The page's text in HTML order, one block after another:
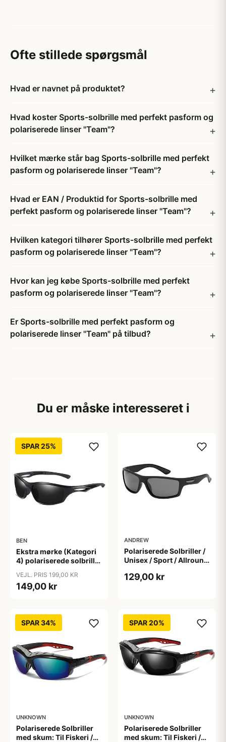
Ofte stillede spørgsmål
Hvad er navnet på produktet?
Hvad koster Sports-solbrille med perfekt pasform og
polariserede linser "Team"?
Hvilket mærke står bag Sports-solbrille med perfekt
pasform og polariserede linser "Team"?
Hvad er EAN / Produktid for Sports-solbrille med
perfekt pasform og polariserede linser "Team"?
Hvilken kategori tilhører Sports-solbrille med perfekt
pasform og polariserede linser "Team"?
Hvor kan jeg købe Sports-solbrille med perfekt
pasform og polariserede linser "Team"?
Er Sports-solbrille med perfekt pasform og
polariserede linser "Team" på tilbud?
Du er måske interesseret i
SPAR 25%
BEN
Ekstra mørke (Kategori
4) polariserede solbriller
VEJL. PRIS 199,00 KR
149,00 kr
ANDREW
Polariserede Solbriller /
Unisex / Sport / Allround
129,00 kr
SPAR 34%
UNKNOWN
Polariserede Solbriller
med skum: Til Fiskeri /
SPAR 20%
UNKNOWN
Polariserede Solbriller
med skum: Til Fiskeri /